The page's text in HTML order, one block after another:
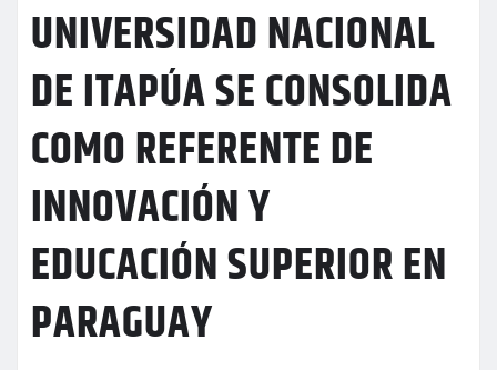
UNIVERSIDAD NACIONAL
DE ITAPÚA SE CONSOLIDA
COMO REFERENTE DE
INNOVACIÓN Y
EDUCACIÓN SUPERIOR EN
PARAGUAY